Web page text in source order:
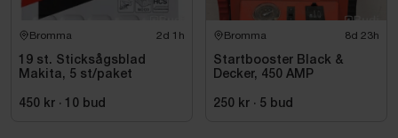
Bromma 2d 1h
19 st. Sticksågsblad
Makita, 5 st/paket
450 kr · 10 bud
Bromma 8d 23h
Startbooster Black &
Decker, 450 AMP
250 kr · 5 bud